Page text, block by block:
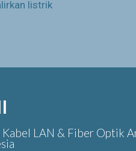
listrik
LAN & Fiber Optik